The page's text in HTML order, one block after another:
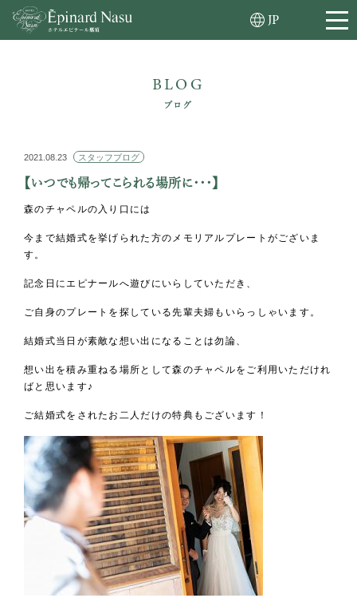
JP
BLOG
ブログ
2021.08.23 スタッフブログ
【いつでも帰ってこられる場所に・・・】
森のチャペルの入り口には
今まで結婚式を挙げられた方のメモリアルプレートがございま
す。
記念日にエピナールへ遊びにいらしていただき、
ご自身のプレートを探している先輩夫婦もいらっしゃいます。
結婚式当日が素敵な想い出になることは勿論、
想い出を積み重ねる場所として森のチャペルをご利用いただけれ
ばと思います♪
ご結婚式をされたお二人だけの特典もございます！